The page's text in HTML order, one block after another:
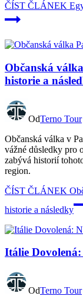
ČÍST ČLÁNEK
Občanská
historie a
OdTerno Tour
Občanská válka v
vážné důsledky pro
zabývá historií
region.
ČÍST ČLÁNEK
historie a následky
Itálie
OdTerno Tour